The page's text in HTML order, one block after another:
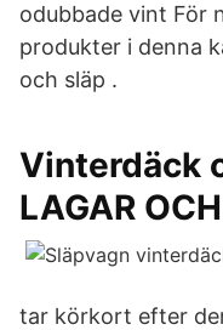
odubbade vint För
produkter i denna
och släp .
Vinterdäck
LAGAR
tar körkort efter